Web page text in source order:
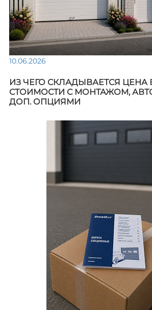
10.06.2026
ИЗ ЧЕГО СКЛАДЫВАЕТСЯ ЦЕНА
СТОИМОСТИ С МОНТАЖОМ,
ДОП. ОПЦИЯМИ